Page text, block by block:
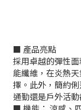
■ 產品亮點
採用卓越的彈性
能纖維，在炎熱
擇。此外，簡約
通勤還是戶外活動